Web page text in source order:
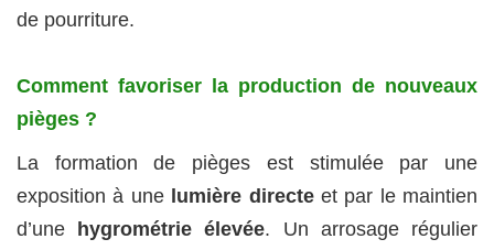
de pourriture.
Comment favoriser la production de nouveaux
pièges ?
La formation de pièges est stimulée par une
exposition à une lumière directeet par le maintien
d’une
hygrométrie élevée. Un arrosage régulier